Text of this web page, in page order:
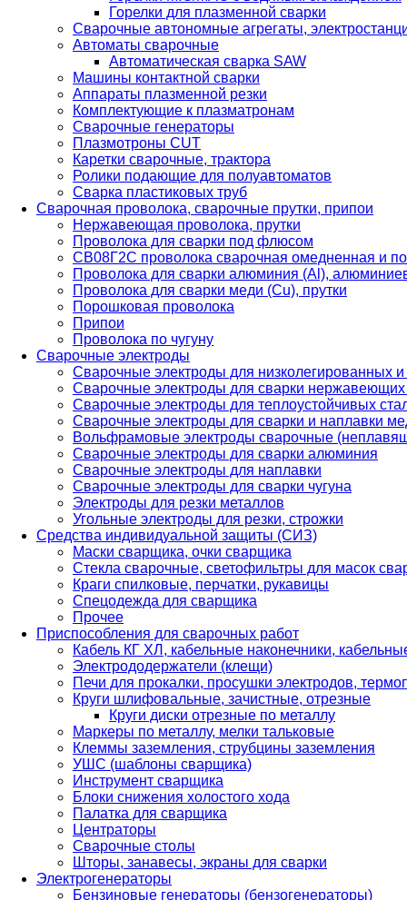
Горелки для плазменной сварки
Сварочные автономные агрегаты,
Автоматы сварочные
Автоматическая сварка SAW
Машины контактной сварки
Аппараты плазменной резки
Комплектующие к плазматронам
Сварочные генераторы
Плазмотроны CUT
Каретки сварочные, трактора
Ролики подающие для полуавтоматов
Сварка пластиковых труб
Сварочная проволока, сварочные прутки, припои
Нержавеющая проволока, прутки
Проволока для сварки под флюсом
СВ08Г2С проволока сварочная омедненная и
Проволока для сварки алюминия (Al),
Проволока для сварки меди (Cu), прутки
Порошковая проволока
Припои
Проволока по чугуну
Сварочные электроды
Сварочные электроды для низколегированных и
Сварочные электроды для сварки
Сварочные электроды для теплоустойчивых
Сварочные электроды для сварки и наплавки
Вольфрамовые электроды сварочные
Сварочные электроды для сварки алюминия
Сварочные электроды для наплавки
Сварочные электроды для сварки чугуна
Электроды для резки металлов
Угольные электроды для резки, строжки
Средства индивидуальной защиты (СИЗ)
Маски сварщика, очки сварщика
Стекла сварочные, светофильтры для масок
Краги спилковые, перчатки, рукавицы
Спецодежда для сварщика
Прочее
Приспособления для сварочных работ
Кабель КГ ХЛ, кабельные наконечники,
Электрододержатели (клещи)
Печи для прокалки, просушки электродов,
Круги шлифовальные, зачистные, отрезные
Круги диски отрезные по металлу
Маркеры по металлу, мелки тальковые
Клеммы заземления, струбцины заземления
УШС (шаблоны сварщика)
Инструмент сварщика
Блоки снижения холостого хода
Палатка для сварщика
Центраторы
Сварочные столы
Шторы, занавесы, экраны для сварки
Электрогенераторы
Бензиновые генераторы (бензогенераторы)